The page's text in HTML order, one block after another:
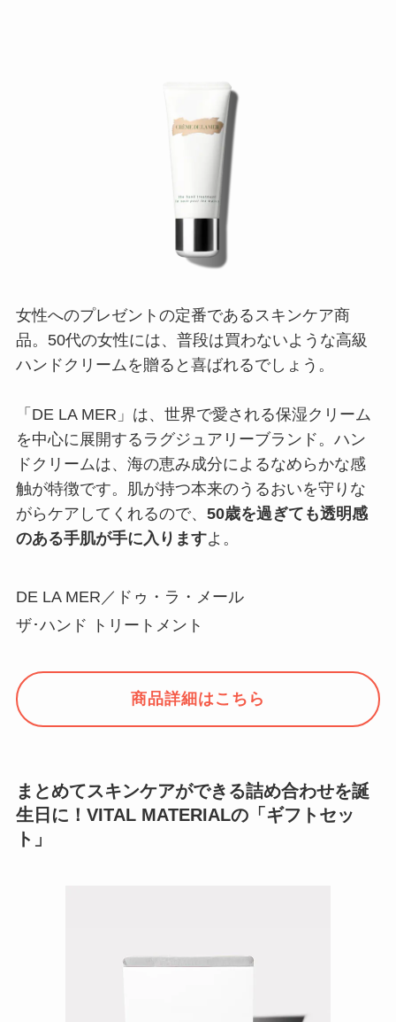
女性へのプレゼントの定番であるスキンケア商
品。50代の女性には、普段は買わないような高級
ハンドクリームを贈ると喜ばれるでしょう。
「DE LA MER」は、世界で愛される保湿クリーム
を中心に展開するラグジュアリーブランド。ハン
ドクリームは、海の恵み成分によるなめらかな感
触が特徴です。肌が持つ本来のうるおいを守りな
がらケアしてくれるので、 50歳を過ぎても透明感
のある手肌が手に入りますよ。
DE LA MER／ドゥ・ラ・メール
ザ･ハンド トリートメント
商品詳細はこちら
まとめてスキンケアができる詰め合わせを誕
生日に！VITAL MATERIALの「ギフトセッ
ト」